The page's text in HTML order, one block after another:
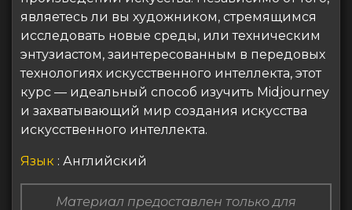
являетесь ли вы художником, стремящимся
исследовать новые среды, или техническим
энтузиастом, заинтересованным в передовых
технологиях искусственного интеллекта, этот
курс — идеальный способ изучить Midjourney
и захватывающий мир создания искусства
искусственного интеллекта.
Язык : Английский
Материал предоставлен только для